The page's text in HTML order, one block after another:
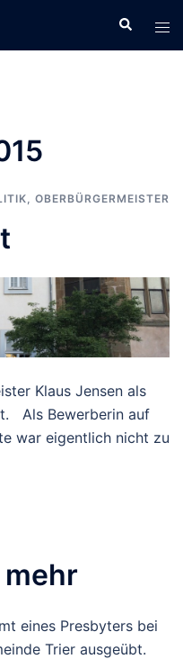
Suche
, OBERBÜRGERMEISTER
Klaus Jensen als
Als Bewerberin auf
war eigentlich nicht zu
eines Presbyters bei
Trier ausgeübt.